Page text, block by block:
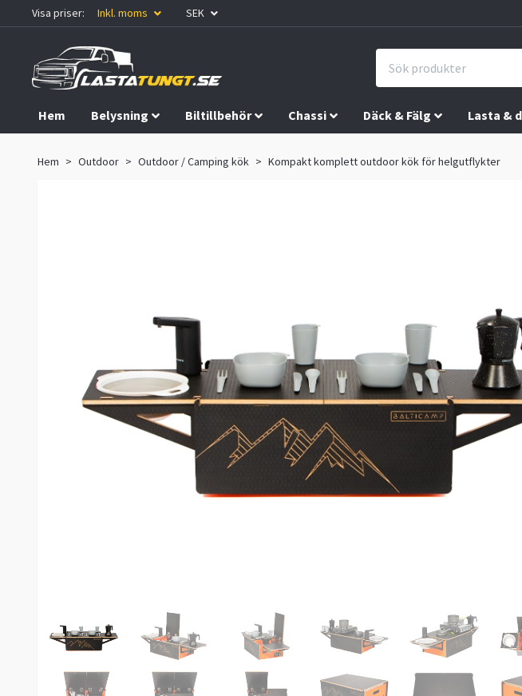
Visa priser: Inkl. moms SEK
Hem Belysning Biltillbehör Chassi Däck & Fälg Lasta &
Hem Outdoor Outdoor / Camping kök Kompakt komplett outdoor kök för helgutflykter